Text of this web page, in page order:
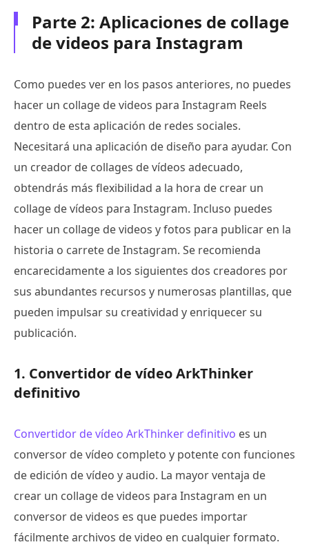
Parte 2: Aplicaciones de collage
de videos para Instagram
Como puedes ver en los pasos anteriores, no puedes
hacer un collage de videos para Instagram Reels
dentro de esta aplicación de redes sociales.
Necesitará una aplicación de diseño para ayudar. Con
un creador de collages de vídeos adecuado,
obtendrás más flexibilidad a la hora de crear un
collage de vídeos para Instagram. Incluso puedes
hacer un collage de videos y fotos para publicar en la
historia o carrete de Instagram. Se recomienda
encarecidamente a los siguientes dos creadores por
sus abundantes recursos y numerosas plantillas, que
pueden impulsar su creatividad y enriquecer su
publicación.
1. Convertidor de vídeo ArkThinker
definitivo
Convertidor de vídeo ArkThinker definitivo es un
conversor de vídeo completo y potente con funciones
de edición de vídeo y audio. La mayor ventaja de
crear un collage de videos para Instagram en un
conversor de videos es que puedes importar
fácilmente archivos de video en cualquier formato.